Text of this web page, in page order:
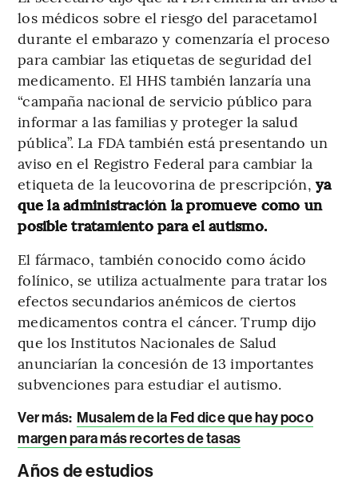
los médicos sobre el riesgo del paracetamol
durante el embarazo y comenzaría el proceso
para cambiar las etiquetas de seguridad del
medicamento. El HHS también lanzaría una
“campaña nacional de servicio público para
informar a las familias y proteger la salud
pública”. La FDA también está presentando un
aviso en el Registro Federal para cambiar la
etiqueta de la leucovorina de prescripción, ya
que la administración la promueve como un
posible tratamiento para el autismo.
El fármaco, también conocido como ácido
folínico, se utiliza actualmente para tratar los
efectos secundarios anémicos de ciertos
medicamentos contra el cáncer. Trump dijo
que los Institutos Nacionales de Salud
anunciarían la concesión de 13 importantes
subvenciones para estudiar el autismo.
Ver más: Musalem de la Fed dice que hay poco
margen para más recortes de tasas
Años de estudios